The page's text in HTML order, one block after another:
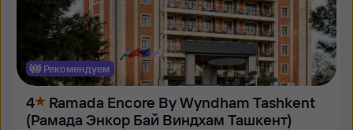
Рекомендуем
4
Ramada Encore By Wyndham Tashkent
(Рамада Энкор Бай Виндхам Ташкент)